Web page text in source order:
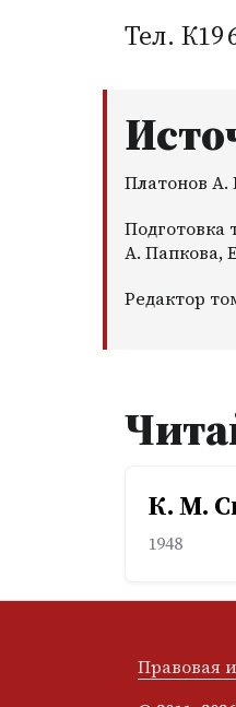
Тел. К19
Платонов А.
Подготовка
А. Папкова,
Редактор
К. М.
1948
Правовая